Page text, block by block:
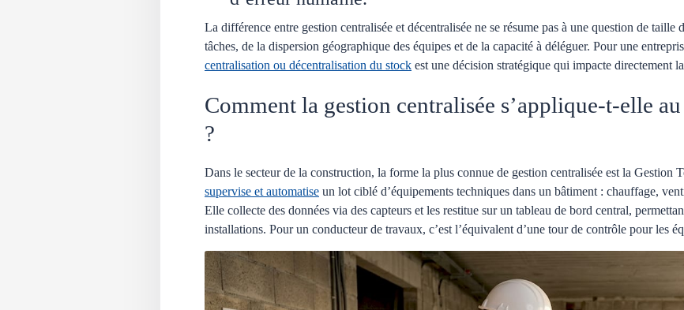
La différence entre gestion centralisée et décentralisée ne se résume pas à une question de taille
tâches, de la dispersion géographique des équipes et de la capacité à déléguer. Pour une
centralisation ou décentralisation du stock est une décision stratégique qui impacte directement
Comment la gestion centralisée s’applique-t-elle
?
Dans le secteur de la construction, la forme la plus connue de gestion centralisée est la Gestion
supervise et automatise un lot ciblé d’équipements techniques dans un bâtiment : chauffage,
Elle collecte des données via des capteurs et les restitue sur un tableau de bord central,
installations. Pour un conducteur de travaux, c’est l’équivalent d’une tour de contrôle pour les